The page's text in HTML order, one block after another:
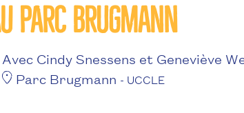
Parc Brugmann
Avec Cindy Snessens et Geneviève
Parc Brugmann - UCCLE